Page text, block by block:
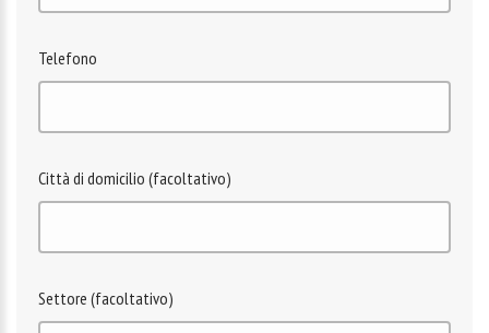
Telefono
Città di domicilio (facoltativo)
Settore (facoltativo)